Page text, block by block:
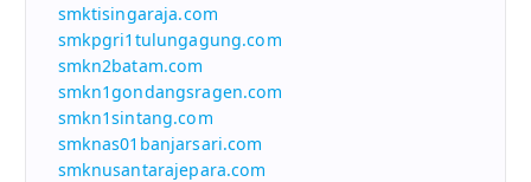
smktisingaraja.com
smkpgri1tulungagung.com
smkn2batam.com
smkn1gondangsragen.com
smkn1sintang.com
smknas01banjarsari.com
smknusantarajepara.com